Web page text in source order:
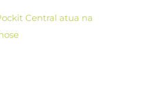
Central atua na